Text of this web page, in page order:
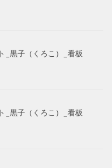
_黒子（くろこ）_看板
_黒子（くろこ）_看板